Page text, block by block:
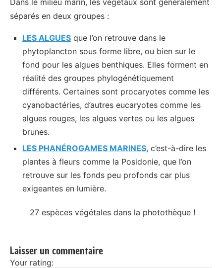
séparés en deux groupes :
LES ALGUES que l’on retrouve dans le
phytoplancton sous forme libre, ou bien sur le
fond pour les algues benthiques. Elles forment en
réalité des groupes phylogénétiquement
différents. Certaines sont procaryotes comme les
cyanobactéries, d’autres eucaryotes comme les
algues rouges, les algues vertes ou les algues
brunes.
LES PHANÉROGAMES MARINES, c’est-à-dire les
plantes à fleurs comme la Posidonie, que l’on
retrouve sur les fonds peu profonds car plus
exigeantes en lumière.
27 espèces végétales dans la photothèque !
Laisser un commentaire
Your rating: